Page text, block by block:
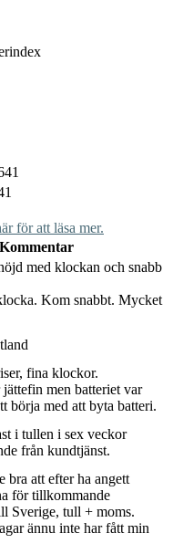
för att läsa mer.
med klockan och snabb
Kom snabbt. Mycket
fina klockor.
men batteriet var
börja med att byta batteri.
i tullen i sex veckor
från kundtjänst.
bra att efter ha angett
för tillkommande
Sverige, tull + moms.
ännu inte har fått min